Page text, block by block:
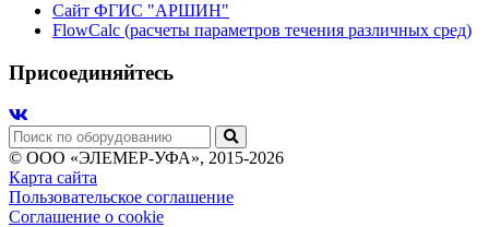
Сайт ФГИС "АРШИН"
FlowCalc (расчеты параметров течения различных сред)
Присоединяйтесь
© ООО «ЭЛЕМЕР-УФА», 2015-2026
Карта сайта
Пользовательское соглашение
Соглашение о cookie